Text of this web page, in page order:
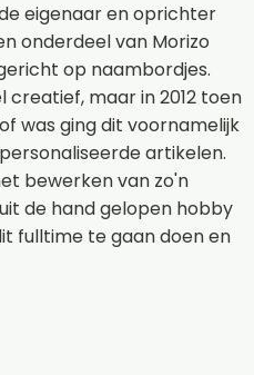
eigenaar en oprichter
onderdeel van Morizo
op naambordjes.
creatief, maar in 2012 toen
was ging dit voornamelijk
artikelen.
bewerken van zo'n
de hand gelopen hobby
fulltime te gaan doen en